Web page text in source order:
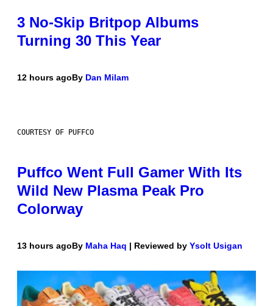
3 No-Skip Britpop Albums
Turning 30 This Year
12 hours agoBy Dan Milam
COURTESY OF PUFFCO
Puffco Went Full Gamer With Its
Wild New Plasma Peak Pro
Colorway
13 hours agoBy Maha Haq | Reviewed by Ysolt Usigan